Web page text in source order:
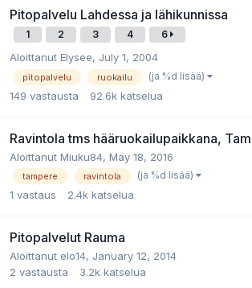
Pitopalvelu Lahdessa ja lähikunnissa
1 2 3 4 6
Aloittanut Elysee, July 1, 2004
pitopalvelu ruokailu (ja %d lisää)
149 vastausta 92.6k katselua
Ravintola tms hääruokailupaikkana,
Aloittanut Miuku84, May 18, 2016
tampere ravintola (ja %d lisää)
1 vastaus 2.4k katselua
Pitopalvelut Rauma
Aloittanut elo14, January 12, 2014
2 vastausta 3.2k katselua